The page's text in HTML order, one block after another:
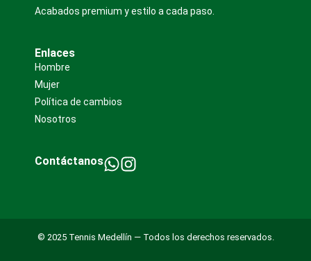
Acabados premium y estilo a cada paso.
Enlaces
Hombre
Mujer
Política de cambios
Nosotros
Contáctanos
© 2025 Tennis Medellín — Todos los derechos reservados.